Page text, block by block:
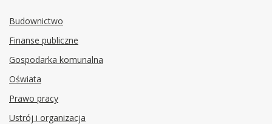
Budownictwo
Finanse publiczne
Gospodarka komunalna
Oświata
Prawo pracy
Ustrój i organizacja